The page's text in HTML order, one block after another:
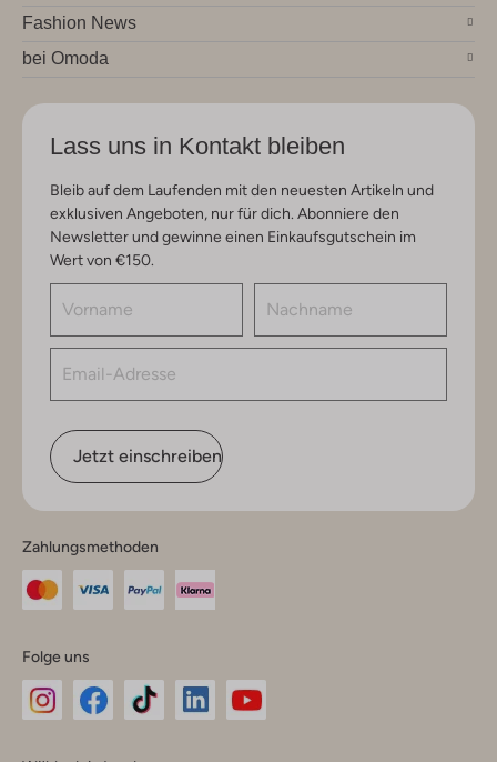
Fashion News
bei Omoda
Lass uns in Kontakt bleiben
Bleib auf dem Laufenden mit den neuesten Artikeln und
exklusiven Angeboten, nur für dich. Abonniere den
Newsletter und gewinne einen Einkaufsgutschein im
Wert von €150.
Jetzt einschreiben
Zahlungsmethoden
Folge uns